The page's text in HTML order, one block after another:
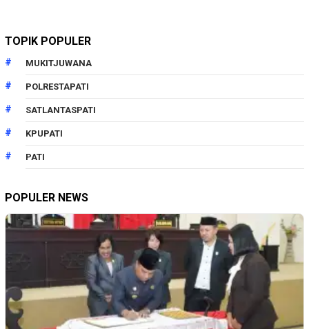
TOPIK POPULER
MUKITJUWANA
POLRESTAPATI
SATLANTASPATI
KPUPATI
PATI
POPULER NEWS